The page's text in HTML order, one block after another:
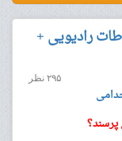
رادیویی +
۲۹۵ نظر